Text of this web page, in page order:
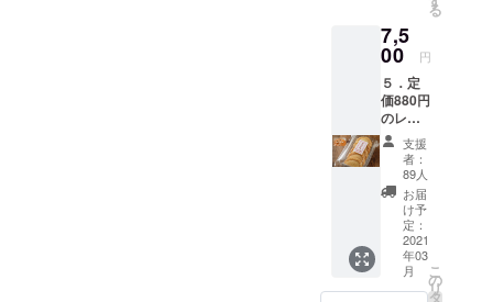
お送り
するこ
とにな
りま
す。
そのも
のは完
第、
「レト
ルト引
換券番
号」に
則して
順次お
手元に
お送り
するこ
とにな
りま
前付
き）２
りしま
す。プ
ロジェ
クト終
了２ヶ
月後、
レトル
トは出
来上が
り次
第、送
料込み
リア産
バラ
ジャム
１個と
ビーフ
ストロ
ガノフ
のレト
ルト引
換券
（有効
期限：6
月30
日、引
換番号
とお名
リョー
シカ手
ぬぐい
（ブ
ルー）
１枚 内
容：オ
リジナ
ルマト
リョー
シカ手
ぬぐい
（ブ
ルー）
１枚、
ロシア
る
7,5
00 円
５．定
価880円
のレト
ルト引
換券３
枚と冷
凍ピロ
シキ1
セット
（５個
入り）
内容：
特製の
支援
者：
89人
お届
け予
定：
2021
年03
月
こ
の
リ
タ